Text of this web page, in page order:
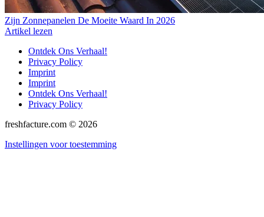
Zijn Zonnepanelen De Moeite Waard In 2026
Artikel lezen
Ontdek Ons Verhaal!
Privacy Policy
Imprint
Imprint
Ontdek Ons Verhaal!
Privacy Policy
freshfacture.com © 2026
Instellingen voor toestemming